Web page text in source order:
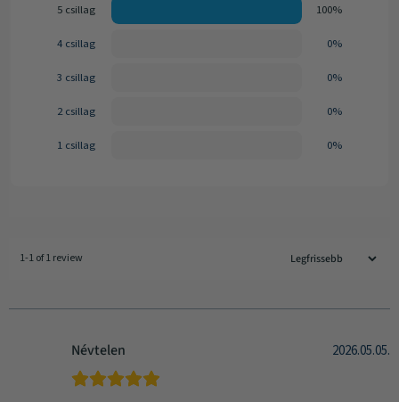
5 csillag 100%
4 csillag 0%
3 csillag 0%
2 csillag 0%
1 csillag 0%
1-1 of 1 review
Névtelen 2026.05.05.